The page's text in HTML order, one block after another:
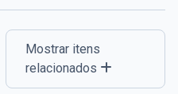
Mostrar itens
relacionados